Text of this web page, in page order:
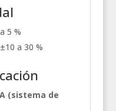
5 %
a 30 %
(sistema de